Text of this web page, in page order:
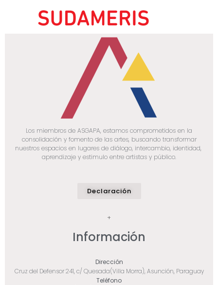
Los miembros de ASGAPA, estamos comprometidos en la
consolidación y fomento de las artes, buscando transformar
nuestros espacios en lugares de diálogo, intercambio, identidad,
aprendizaje y estimulo entre artistas y público.
Declaración
+
Información
Dirección
Cruz del Defensor 241, c/ Quesada(Villa Morra), Asunción, Paraguay
Teléfono